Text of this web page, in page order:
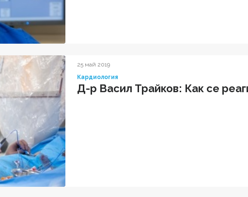
25 май 2019
Кардиология
Д-р Васил Трайков: Как се